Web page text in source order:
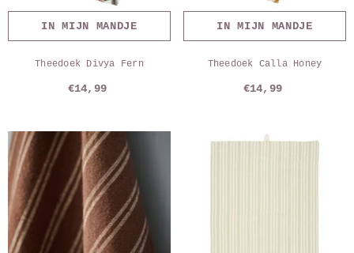
IN MIJN MANDJE
Theedoek Divya Fern
€14,99
IN MIJN MANDJE
Theedoek Calla Honey
€14,99